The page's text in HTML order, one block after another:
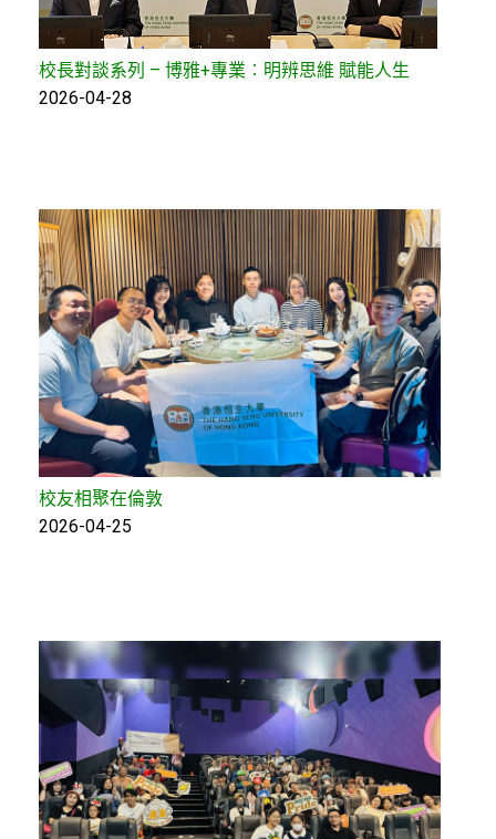
校長對談系列 – 博雅+專業︰明辨思維 賦能人生
2026-04-28
校友相聚在倫敦
2026-04-25